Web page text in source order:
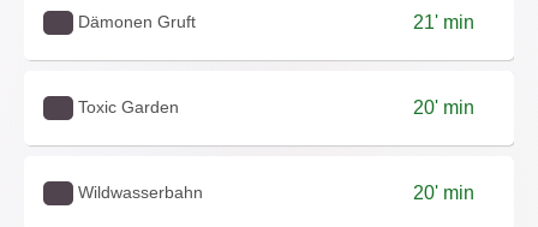
Dämonen Gruft 21' min
Toxic Garden 20' min
Wildwasserbahn 20' min